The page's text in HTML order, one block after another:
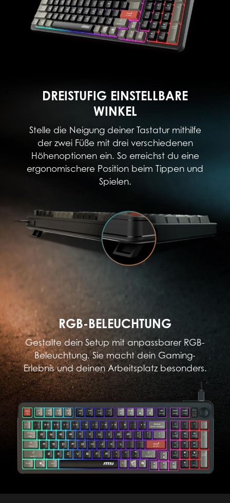
DREISTUFIG EINSTELLBARE
WINKEL
Stelle die Neigung deiner Tastatur mithilfe
der zwei Füße mit drei verschiedenen
Höhenoptionen ein. So erreichst du eine
ergonomischere Position beim Tippen und
Spielen.
RGB-BELEUCHTUNG
Gestalte dein Setup mit anpassbarer RGB-
Beleuchtung. Sie macht dein Gaming-
Erlebnis und deinen Arbeitsplatz besonders.